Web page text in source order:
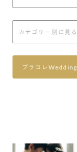
プラコレWedding